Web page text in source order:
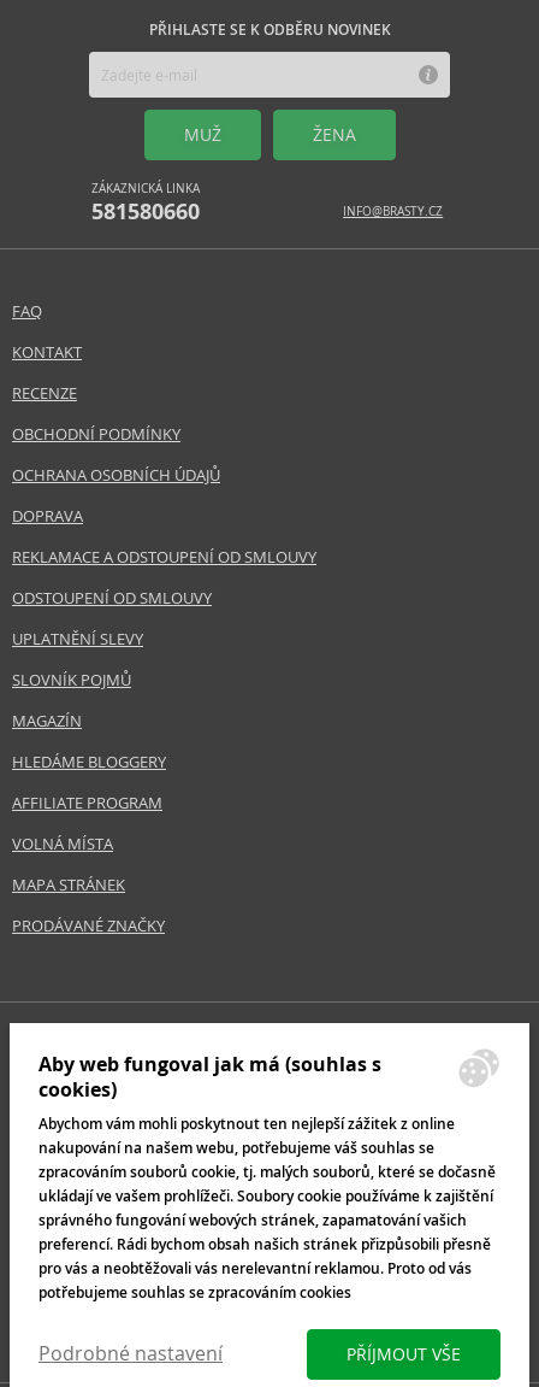
PŘIHLASTE SE K ODBĚRU NOVINEK
MUŽ ŽENA
ZÁKAZNICKÁ LINKA
581580660 INFO@BRASTY.CZ
FAQ
KONTAKT
RECENZE
OBCHODNÍ PODMÍNKY
OCHRANA OSOBNÍCH ÚDAJŮ
DOPRAVA
REKLAMACE A ODSTOUPENÍ OD SMLOUVY
ODSTOUPENÍ OD SMLOUVY
UPLATNĚNÍ SLEVY
SLOVNÍK POJMŮ
MAGAZÍN
HLEDÁME BLOGGERY
AFFILIATE PROGRAM
VOLNÁ MÍSTA
MAPA STRÁNEK
PRODÁVANÉ ZNAČKY
Aby web fungoval jak má (souhlas s
cookies)
Abychom vám mohli poskytnout ten nejlepší zážitek z online
nakupování na našem webu, potřebujeme váš souhlas se
zpracováním souborů cookie, tj. malých souborů, které se dočasně
ukládají ve vašem prohlížeči. Soubory cookie používáme k zajištění
správného fungování webových stránek, zapamatování vašich
preferencí. Rádi bychom obsah našich stránek přizpůsobili přesně
pro vás a neobtěžovali vás nerelevantní reklamou. Proto od vás
potřebujeme souhlas se zpracováním cookies
Podrobné nastavení PŘÍJMOUT VŠE